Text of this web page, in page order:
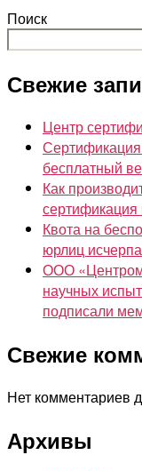
Поиск
Свежие
Центр
Сертификация
бесплатный
Как
Квота на
юрлиц
ООО
научных
подписали
Свежие
Нет комментариев
Архивы